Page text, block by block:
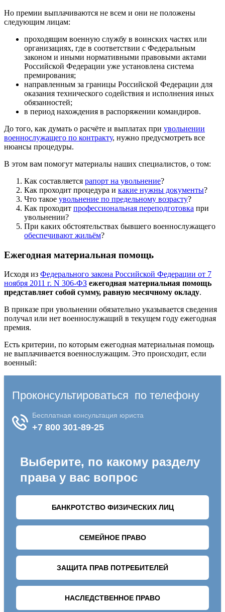
Но премии выплачиваются не всем и они не положены
следующим лицам:
проходящим военную службу в воинских частях или
организациях, где в соответствии с Федеральным
законом и иными нормативными правовыми актами
Российской Федерации уже установлена система
премирования;
направленным за границы Российской Федерации для
оказания технического содействия и исполнения иных
обязанностей;
в период нахождения в распоряжении командиров.
До того, как думать о расчёте и выплатах при увольнении
военнослужащего по контракту, нужно предусмотреть все
нюансы процедуры.
В этом вам помогут материалы наших специалистов, о том:
Как составляется рапорт на увольнение?
Как проходит процедура и какие нужны документы?
Что такое увольнение по предельному возрасту?
Как проходит профессиональная переподготовка при
увольнении?
При каких обстоятельствах бывшего военнослужащего
обеспечивают жильём?
Ежегодная материальная помощь
Исходя из Федерального закона Российской Федерации от 7
ноября 2011 г. N 306-ФЗ ежегодная материальная помощь
представляет собой сумму, равную месячному окладу.
В приказе при увольнении обязательно указывается сведения
получал или нет военнослужащий в текущем году ежегодная
премия.
Есть критерии, по которым ежегодная материальная помощь
не выплачивается военнослужащим. Это происходит, если
военный: